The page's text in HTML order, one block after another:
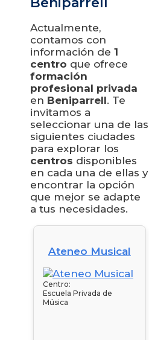
Actualmente,
contamos con
información de 1
centro que ofrece
formación
profesional privada
en Beniparrell. Te
invitamos a
seleccionar una de las
siguientes ciudades
para explorar los
centros disponibles
en cada una de ellas y
encontrar la opción
que mejor se adapte
a tus necesidades.
Ateneo Musical
Centro:
Escuela Privada de
Música